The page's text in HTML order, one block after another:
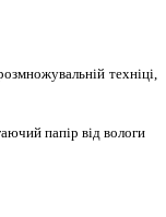
техніці,
папір від вологи